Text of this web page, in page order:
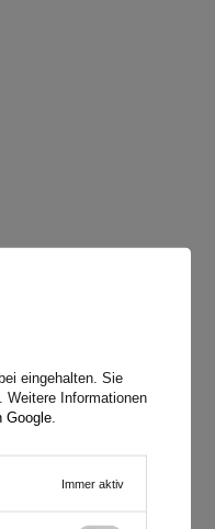
eingehalten. Sie
Weitere Informationen
Google
Immer aktiv